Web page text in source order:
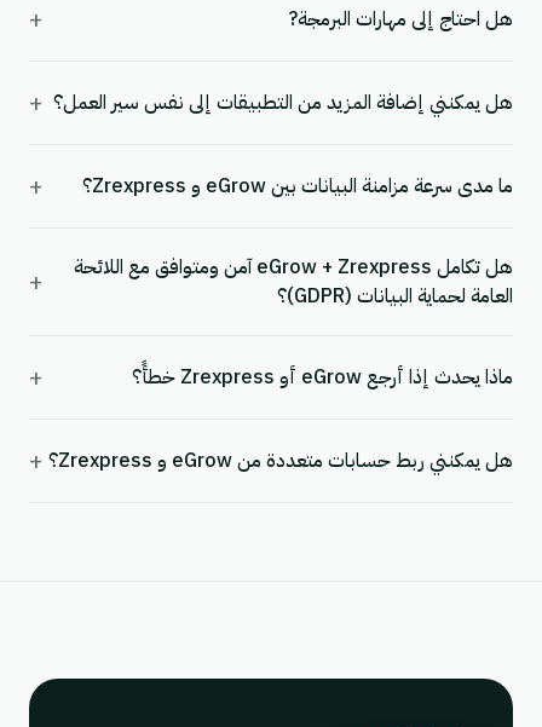
هل احتاج إلى مهارات البرمجة? +
هل يمكنني إضافة المزيد من التطبيقات إلى نفس سير العمل؟ +
ما مدى سرعة مزامنة البيانات بين eGrow و Zrexpress؟ +
هل تكامل eGrow + Zrexpress آمن ومتوافق مع اللائحة
العامة لحماية البيانات (GDPR)؟
+
ماذا يحدث إذا أرجع eGrow أو Zrexpress خطأً؟ +
هل يمكنني ربط حسابات متعددة من eGrow و Zrexpress؟ +